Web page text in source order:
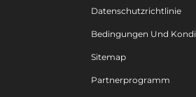
Datenschutzrichtlinie
Bedingungen Und
Sitemap
Partnerprogramm